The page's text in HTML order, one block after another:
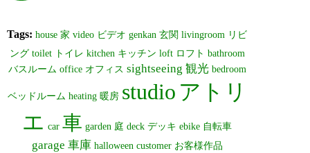
Tags: house 家 video ビデオ genkan 玄関 livingroom リビ
ング toilet トイレ kitchen キッチン loft ロフト bathroom
バスルーム office オフィス sightseeing 観光 bedroom
ベッドルーム heating 暖房 studio アトリ
エ car 車 garden 庭 deck デッキ ebike 自転車
garage 車庫 halloween customer お客様作品